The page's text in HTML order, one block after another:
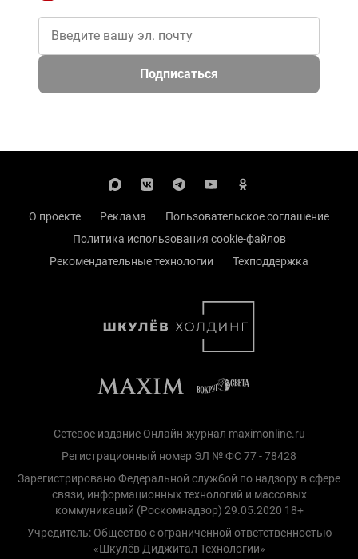
Подписаться
О проекте Реклама
Пользовательское соглашение
Политика использования cookie-файлов
Рекомендательные технологии
Техподдержка
Сетевое издание Онлайн-журнал maximonline.ru
Регистрационный номер ЭЛ № ФС 77 - 78428
Зарегистрировано Федеральной службой по надзору в сфере
связи, информационных технологий и массовых
коммуникаций (Роскомнадзор) 29.05.2020 18+
Учредитель: Общество с ограниченной ответственностью
«Шкулёв Диджитал Технологии»